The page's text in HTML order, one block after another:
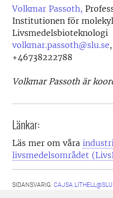
Volkmar Passoth,
Institutionen för
Livsmedelsbioteknologi
volkmar.passoth@slu.se,
+46738222788
Volkmar Passoth är
Länkar:
Läs mer om våra
livsmedelsområdet
SIDANSVARIG: